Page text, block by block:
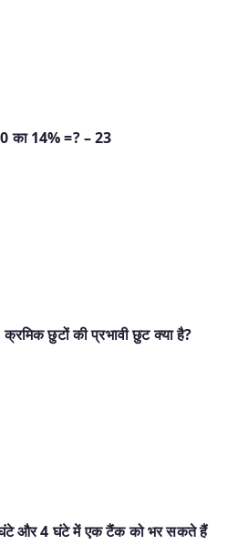
का 14% =? – 23
छुटों की प्रभावी छुट क्या है?
घंटे और 4 घंटे में एक टैंक को भर सकते हैं